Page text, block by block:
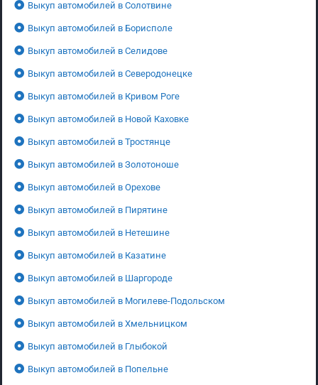
Выкуп автомобилей в Солотвине
Выкуп автомобилей в Борисполе
Выкуп автомобилей в Селидове
Выкуп автомобилей в Северодонецке
Выкуп автомобилей в Кривом Роге
Выкуп автомобилей в Новой Каховке
Выкуп автомобилей в Тростянце
Выкуп автомобилей в Золотоноше
Выкуп автомобилей в Орехове
Выкуп автомобилей в Пирятине
Выкуп автомобилей в Нетешине
Выкуп автомобилей в Казатине
Выкуп автомобилей в Шаргороде
Выкуп автомобилей в Могилеве-Подольском
Выкуп автомобилей в Хмельницком
Выкуп автомобилей в Глыбокой
Выкуп автомобилей в Попельне